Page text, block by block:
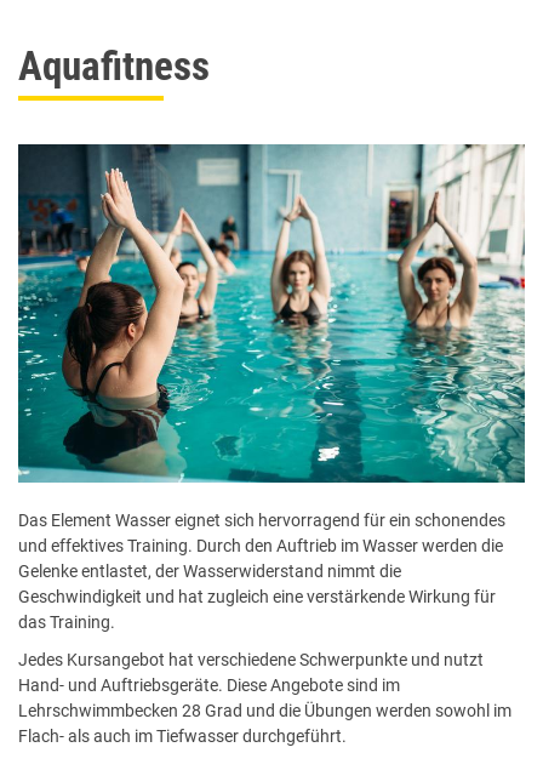
Aquafitness
Das Element Wasser eignet sich hervorragend für ein schonendes
und effektives Training. Durch den Auftrieb im Wasser werden die
Gelenke entlastet, der Wasserwiderstand nimmt die
Geschwindigkeit und hat zugleich eine verstärkende Wirkung für
das Training.
Jedes Kursangebot hat verschiedene Schwerpunkte und nutzt
Hand- und Auftriebsgeräte. Diese Angebote sind im
Lehrschwimmbecken 28 Grad und die Übungen werden sowohl im
Flach- als auch im Tiefwasser durchgeführt.